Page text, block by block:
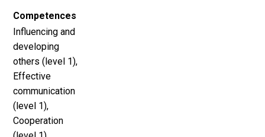
Competences
Influencing and
developing
others (level 1),
Effective
communication
(level 1),
Cooperation